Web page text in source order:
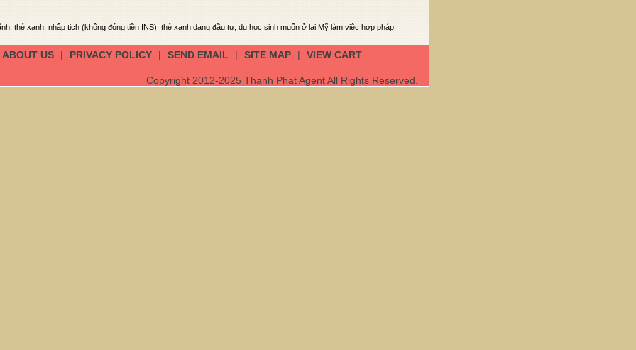
thẻ xanh, nhập tịch (không đóng tiền INS), thẻ xanh dạng đầu tư, du học sinh muốn ở lại Mỹ làm việc hợp pháp.
ABOUT US | PRIVACY POLICY | SEND EMAIL | SITE MAP | VIEW CART
Copyright 2012-2025 Thanh Phat Agent All Rights Reserved.